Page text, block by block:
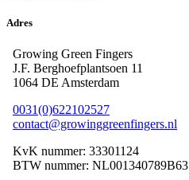
Adres
Growing Green Fingers
J.F. Berghoefplantsoen 11
1064 DE Amsterdam
0031(0)622102527
contact@growinggreenfingers.nl
KvK nummer: 33301124
BTW nummer: NL001340789B63